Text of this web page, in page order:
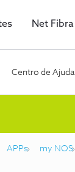
Net Fibra
Centro de Ajuda
APPs my NOS